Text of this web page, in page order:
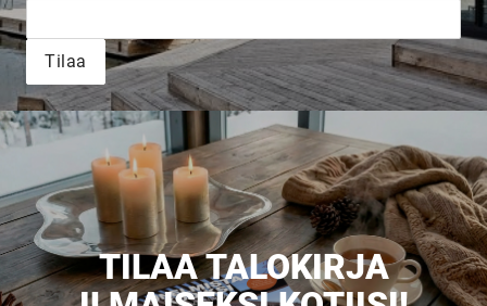
Tilaa
TILAA TALOKIRJA